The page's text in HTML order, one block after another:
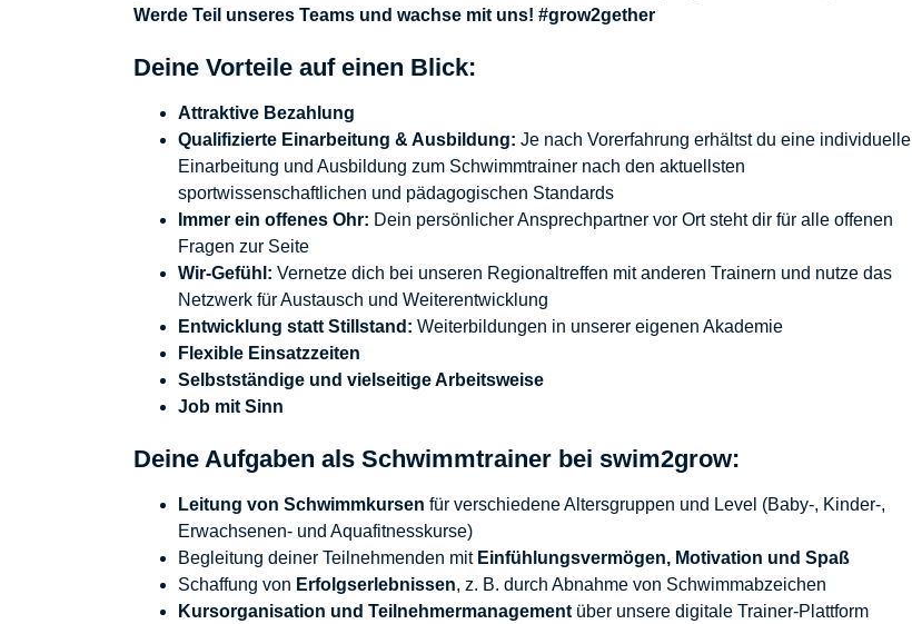
Werde Teil unseres Teams und wachse mit uns! #grow2gether
Deine Vorteile auf einen Blick:
Attraktive Bezahlung
Qualifizierte Einarbeitung & Ausbildung: Je nach Vorerfahrung erhältst du eine individuelle
Einarbeitung und Ausbildung zum Schwimmtrainer nach den aktuellsten
sportwissenschaftlichen und pädagogischen Standards
Immer ein offenes Ohr: Dein persönlicher Ansprechpartner vor Ort steht dir für alle offenen
Fragen zur Seite
Wir-Gefühl: Vernetze dich bei unseren Regionaltreffen mit anderen Trainern und nutze das
Netzwerk für Austausch und Weiterentwicklung
Entwicklung statt Stillstand: Weiterbildungen in unserer eigenen Akademie
Flexible Einsatzzeiten
Selbstständige und vielseitige Arbeitsweise
Job mit Sinn
Deine Aufgaben als Schwimmtrainer bei swim2grow:
Leitung von Schwimmkursen für verschiedene Altersgruppen und Level (Baby-, Kinder-,
Erwachsenen- und Aquafitnesskurse)
Begleitung deiner Teilnehmenden mit Einfühlungsvermögen, Motivation und Spaß
Schaffung von Erfolgserlebnissen, z. B. durch Abnahme von Schwimmabzeichen
Kursorganisation und Teilnehmermanagement über unsere digitale Trainer-Plattform